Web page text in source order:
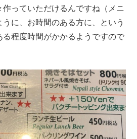
っていただけるんですね（メニ
に、お時間のある方に、という
程度時間がかかるようですので